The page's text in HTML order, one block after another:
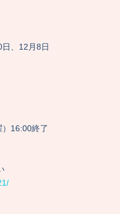
、12月8日
16:00終了